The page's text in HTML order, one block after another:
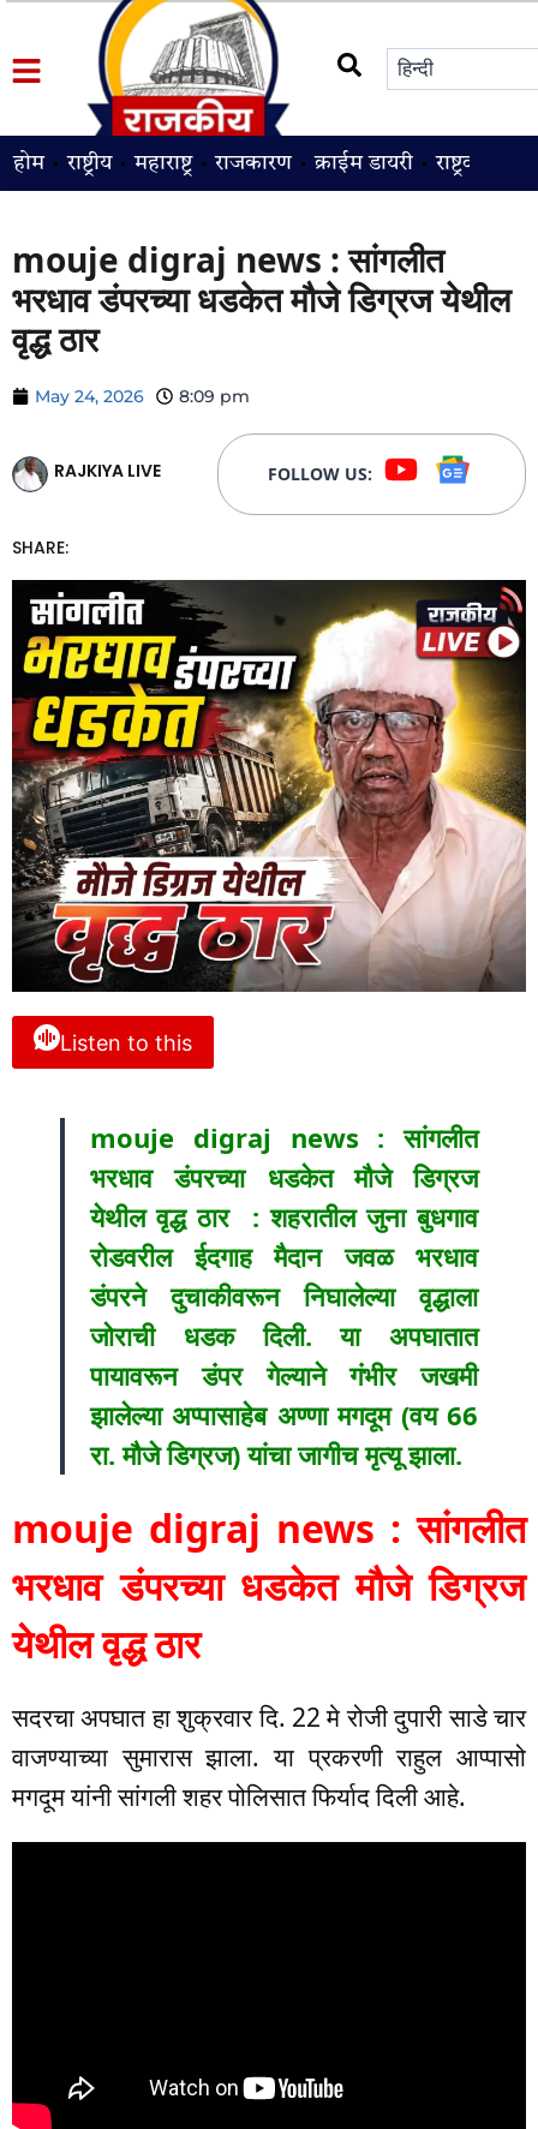
होम राष्ट्रीय महाराष्ट्र राजकारण क्राईम डायरी राष्ट्रवादी
mouje digraj news : सांगलीत
भरधाव डंपरच्या धडकेत मौजे डिग्रज येथील
वृद्ध ठार
May 24, 2026 8:09 pm
RAJKIYA LIVE FOLLOW US:
SHARE:
Listen to this
mouje digraj news : सांगलीत
भरधाव डंपरच्या धडकेत मौजे डिग्रज
येथील वृद्ध ठार : शहरातील जुना बुधगाव
रोडवरील ईदगाह मैदान जवळ भरधाव
डंपरने दुचाकीवरून निघालेल्या वृद्धाला
जोराची धडक दिली. या अपघातात
पायावरून डंपर गेल्याने गंभीर जखमी
झालेल्या अप्पासाहेब अण्णा मगदूम (वय 66
रा. मौजे डिग्रज) यांचा जागीच मृत्यू झाला.
mouje digraj news : सांगलीत
भरधाव डंपरच्या धडकेत मौजे डिग्रज
येथील वृद्ध ठार
सदरचा अपघात हा शुक्रवार दि. 22 मे रोजी दुपारी साडे चार
वाजण्याच्या सुमारास झाला. या प्रकरणी राहुल आप्पासो
मगदूम यांनी सांगली शहर पोलिसात फिर्याद दिली आहे.